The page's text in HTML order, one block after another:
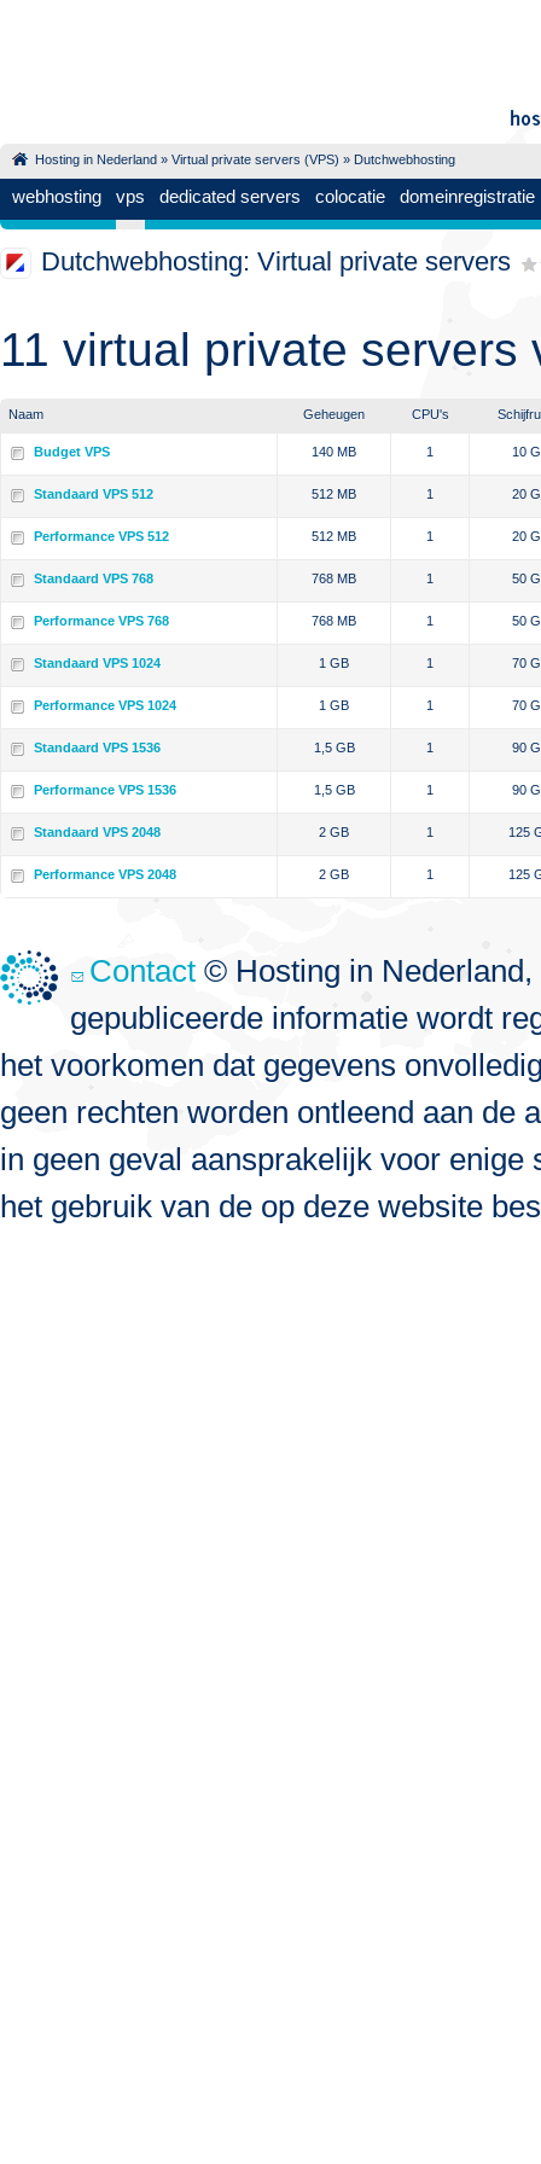
Hosting in Nederland » Virtual private servers (VPS) » Dutchwebhosting
webhosting vps dedicated servers colocatie domeinregistratie
Dutchwebhosting: Virtual private servers
11 virtual private
Naam Geheugen CPU's
Budget VPS 140 MB 1 10
Standaard VPS 512 512 MB 1 20
Performance VPS 512 512 MB 1 20
Standaard VPS 768 768 MB 1 50
Performance VPS 768 768 MB 1 50
Standaard VPS 1024 1 GB 1 70
Performance VPS 1024 1 GB 1 70
Standaard VPS 1536 1,5 GB 1 90
Performance VPS 1536 1,5 GB 1 90
Standaard VPS 2048 2 GB 1 125
Performance VPS 2048 2 GB 1 125
Contact © Hosting in
gepubliceerde informatie wordt
het voorkomen dat gegevens
geen rechten worden ontleend aan de
in geen geval aansprakelijk voor
het gebruik van de op deze website